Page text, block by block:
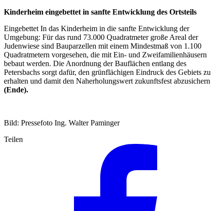
Kinderheim eingebettet in sanfte Entwicklung des Ortsteils
Eingebettet In das Kinderheim in die sanfte Entwicklung der
Umgebung: Für das rund 73.000 Quadratmeter große Areal der
Judenwiese sind Bauparzellen mit einem Mindestmaß von 1.100
Quadratmetern vorgesehen, die mit Ein- und Zweifamilienhäusern
bebaut werden. Die Anordnung der Bauflächen entlang des
Petersbachs sorgt dafür, den grünflächigen Eindruck des Gebiets zu
erhalten und damit den Naherholungswert zukunftsfest abzusichern
(Ende).
Bild: Pressefoto Ing. Walter Paminger
Teilen